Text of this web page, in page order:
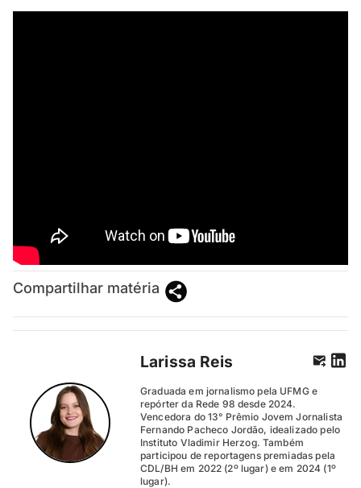
Compartilhar matéria
Larissa Reis
Graduada em jornalismo pela UFMG e
repórter da Rede 98 desde 2024.
Vencedora do 13° Prêmio Jovem Jornalista
Fernando Pacheco Jordão, idealizado pelo
Instituto Vladimir Herzog. Também
participou de reportagens premiadas pela
CDL/BH em 2022 (2º lugar) e em 2024 (1º
lugar).